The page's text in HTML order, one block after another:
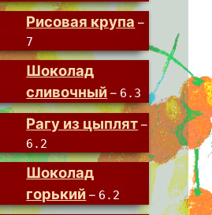
Рисовая крупа –
7
Шоколад
сливочный – 6.3
Рагу из цыплят –
6.2
Шоколад
горький – 6.2